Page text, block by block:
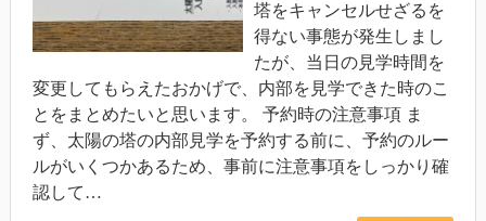
塔をキャンセルせざるを
得ない事態が発生しまし
たが、当日の見学時間を
変更してもらえたおかげで、内部を見学できた時のこ
とをまとめたいと思います。 予約時の注意事項 ま
ず、太陽の塔の内部見学を予約する前に、予約のルー
ルがいくつかあるため、事前に注意事項をしっかり確
認して…